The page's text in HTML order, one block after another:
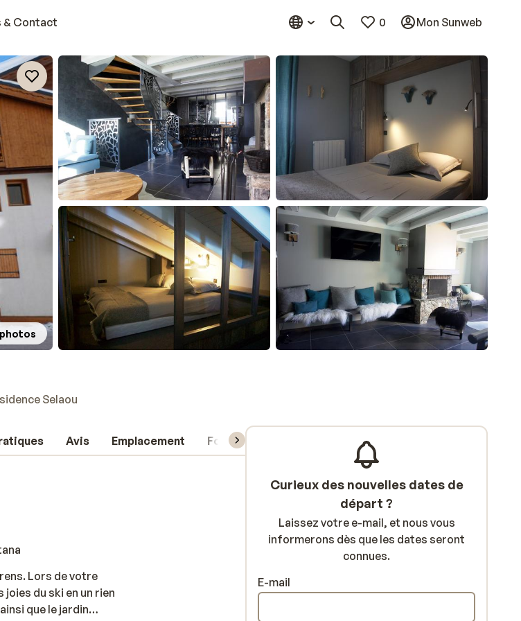
& Contact 0 Mon Sunweb
Selaou
Avis Emplacement Forfait, cours et matériel de ski
Lors de votre
du ski en un rien
que le jardin
Curieux des nouvelles dates de
départ ?
Laissez votre e-mail, et nous vous
informerons dès que les dates seront
connues.
E-mail